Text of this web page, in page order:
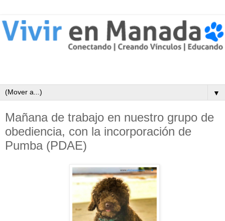
▼
Mañana de trabajo en nuestro grupo de
obediencia, con la incorporación de
Pumba (PDAE)